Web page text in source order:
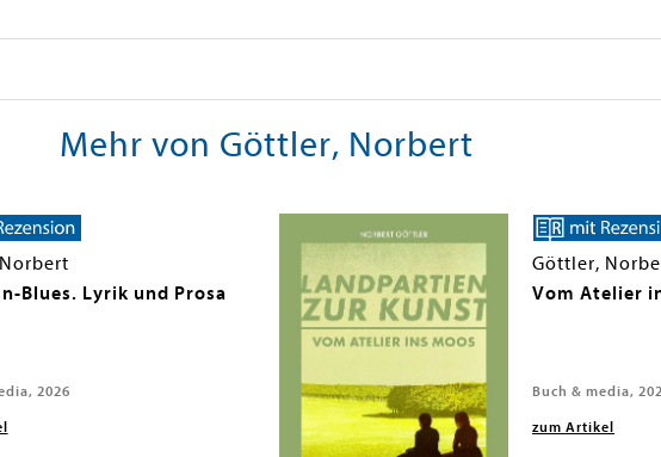
Mehr von Göttler, Norbert
Blues. Lyrik und Prosa
2026
Göttler,
Vom Atelier
Buch & media,
zum Artikel